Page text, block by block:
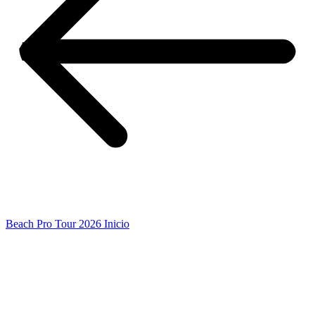
Beach Pro Tour 2026 Inicio